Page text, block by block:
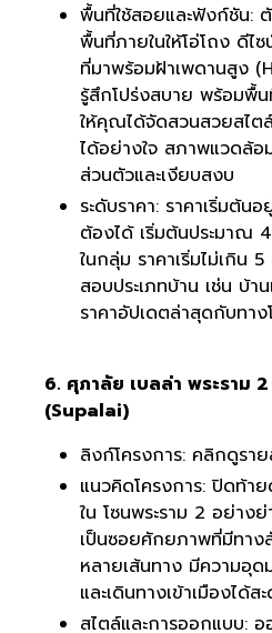
พื้นที่ใช้สอยและฟังก์ชัน:
พื้นที่ภายในให้โอ่โถง ดีไ
ที่มาพร้อมฝ้าเพดานสูง
รู้สึกโปร่งสบาย พร้อมพื้
ให้คุณได้จัดสวนสวยสไต
ได้อย่างใจ สภาพแวดล้อ
ส่วนตัวและเงียบสงบ
ระดับราคา: ราคาเริ่มต้น
ต้องได้ เริ่มต้นประมาณ
ในกลุ่ม ราคาเริ่มไม่เกิน
สอบประเภทบ้าน เช่น บ้า
ราคาอัปเดตล่าสุดกับทา
6. ศุภาลัย เบลล่า พระราม
(Supalai)
ลิงก์โครงการ: คลิกดูราย
แนวคิดโครงการ: ปิดท้า
ใน โซนพระราม 2 อย่า
เป็นซอยศักยภาพที่มีทา
หลายเส้นทาง มีความอุ
และเดินทางเข้าเมืองได้ส
สไตล์และการออกแบบ: อ